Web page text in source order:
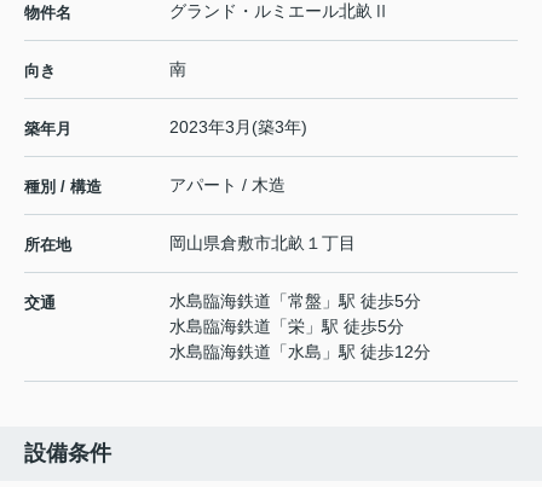
物件名 グランド・ルミエール北畝Ⅱ
向き 南
築年月 2023年3月(築3年)
種別 / 構造 アパート / 木造
所在地 岡山県倉敷市北畝 １丁目
交通 水島臨海鉄道 「常盤 」駅 徒歩5分
水島臨海鉄道 「栄 」駅 徒歩5分
水島臨海鉄道 「水島 」駅 徒歩12分
設備条件